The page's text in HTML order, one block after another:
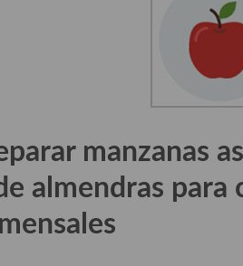
manzanas
almendras para